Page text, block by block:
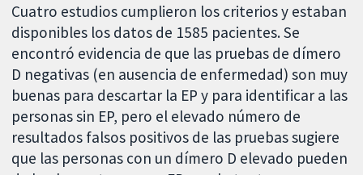
Cuatro estudios cumplieron los criterios y estaban
disponibles los datos de 1585 pacientes. Se
encontró evidencia de que las pruebas de dímero
D negativas (en ausencia de enfermedad) son muy
buenas para descartar la EP y para identificar a las
personas sin EP, pero el elevado número de
resultados falsos positivos de las pruebas sugiere
que las personas con un dímero D elevado pueden